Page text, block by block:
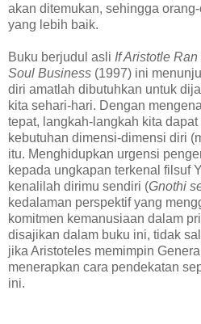
akan ditemukan, sehingga
yang lebih baik.
Buku berjudul asli If Aristotle
Soul Business (1997) ini
diri amatlah dibutuhkan untuk
kita sehari-hari. Dengan
tepat, langkah-langkah kita
kebutuhan dimensi-dimensi diri
itu. Menghidupkan urgensi
kepada ungkapan terkenal filsuf
kenalilah dirimu sendiri (Gnothi
kedalaman perspektif yang
komitmen kemanusiaan dalam
disajikan dalam buku ini, tidak
jika Aristoteles memimpin
menerapkan cara pendekatan
ini.